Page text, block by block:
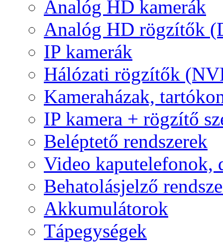
Analóg HD kamerák
Analóg HD rögzítők
IP kamerák
Hálózati rögzítők
Kameraházak,
IP kamera + rögzítő
Beléptető rendszerek
Video kaputelefonok,
Behatolásjelző
Akkumulátorok
Tápegységek